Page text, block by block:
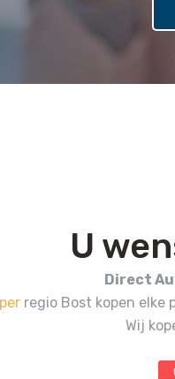
U
Direct
regio Bost kopen elke
Wij